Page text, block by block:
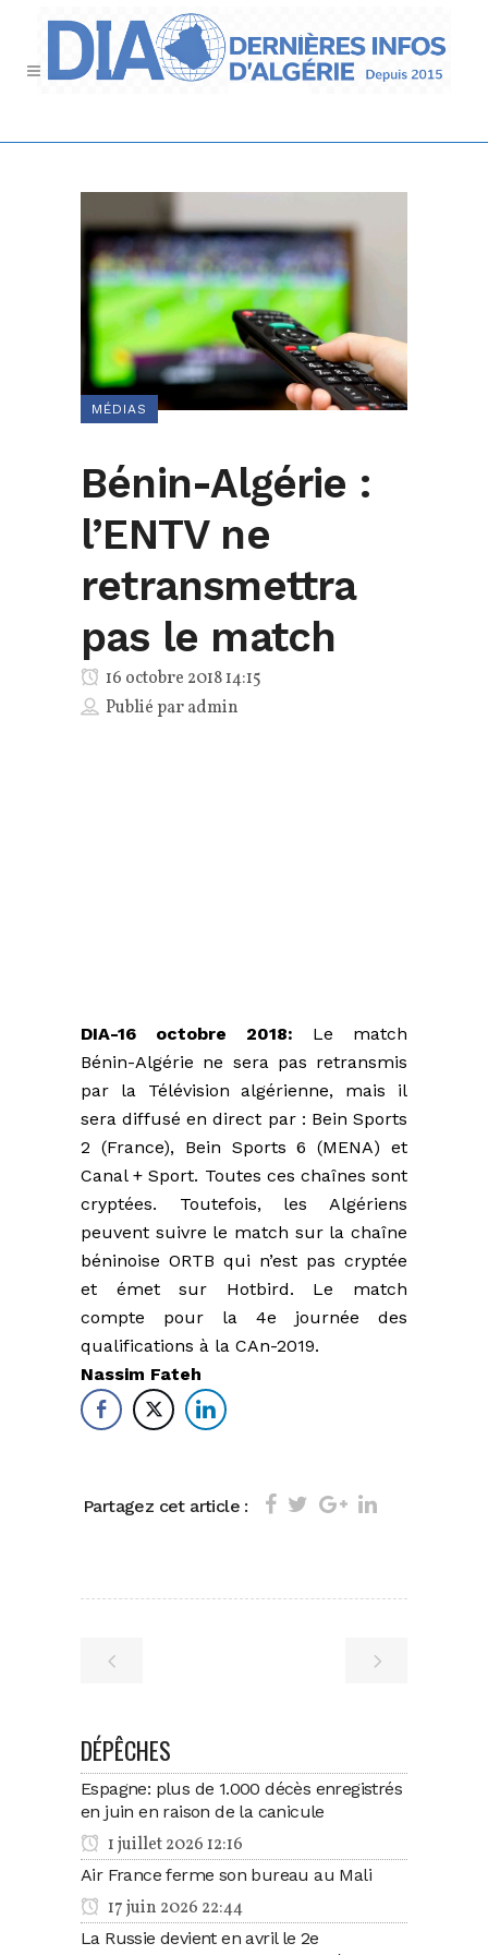
MÉDIAS
Bénin-Algérie :
l’ENTV ne
retransmettra
pas le match
16 octobre 2018 14:15
Publié paradmin
DIA-16 octobre 2018: Le match
Bénin-Algérie ne sera pas retransmis
par la Télévision algérienne, mais il
sera diffusé en direct par : Bein Sports
2 (France), Bein Sports 6 (MENA) et
Canal + Sport. Toutes ces chaînes sont
cryptées. Toutefois, les Algériens
peuvent suivre le match sur la chaîne
béninoise ORTB qui n’est pas cryptée
et émet sur Hotbird. Le match
compte pour la 4e journée des
qualifications à la CAn-2019.
Nassim Fateh
Partagez cet article :
DÉPÊCHES
Espagne: plus de 1.000 décès enregistrés
en juin en raison de la canicule
1 juillet 2026 12:16
Air France ferme son bureau au Mali
17 juin 2026 22:44
La Russie devient en avril le 2e